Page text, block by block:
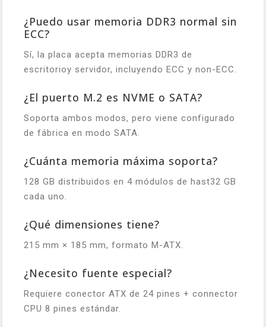
¿Puedo usar memoria DDR3 normal sin
ECC?
Sí, la placa acepta memorias DDR3 de
escritorioy servidor, incluyendo ECC y non-ECC.
¿El puerto M.2 es NVME o SATA?
Soporta ambos modos, pero viene configurado
de fábrica en modo SATA.
¿Cuánta memoria máxima soporta?
128 GB distribuidos en 4 módulos de hast32 GB
cada uno.
¿Qué dimensiones tiene?
215 mm × 185 mm, formato M-ATX.
¿Necesito fuente especial?
Requiere conector ATX de 24 pines + connector
CPU 8 pines estándar.